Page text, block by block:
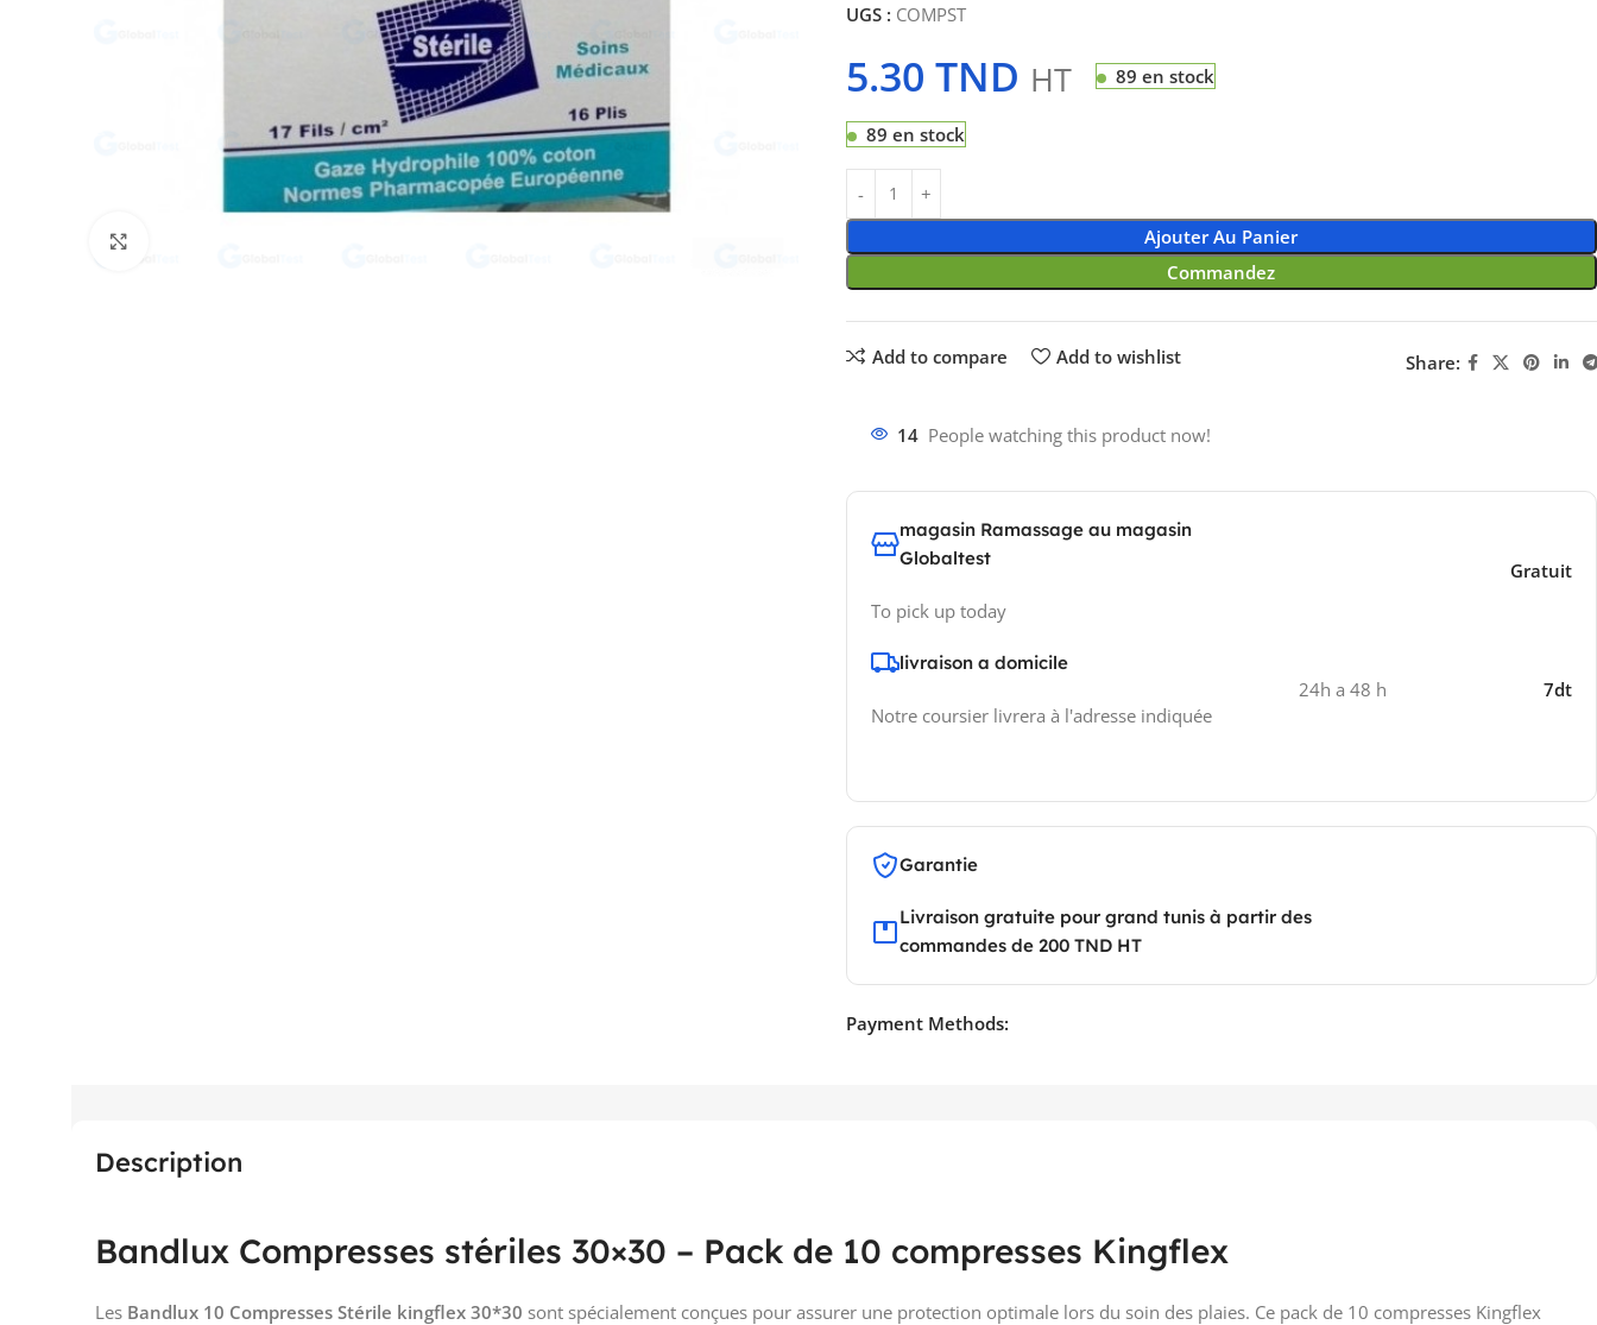
UGS : COMPST
5.30 TND HT 89 en stock
89 en stock
Ajouter Au Panier
Commandez
Add to compare Add to wishlist Share:
14 People watching this product now!
magasin Ramassage au magasin
Globaltest
To pick up today
Gratuit
livraison a domicile
Notre coursier livrera à l'adresse indiquée
24h a 48 h 7dt
Garantie
Livraison gratuite pour grand tunis à partir des
commandes de 200 TND HT
Payment Methods:
Description
Bandlux Compresses stériles 30×30 – Pack de 10 compresses Kingflex
Les Bandlux 10 Compresses Stérile kingflex 30*30 sont spécialement conçues pour assurer une protection optimale lors du soin des plaies. Ce pack de 10 compresses Kingflex